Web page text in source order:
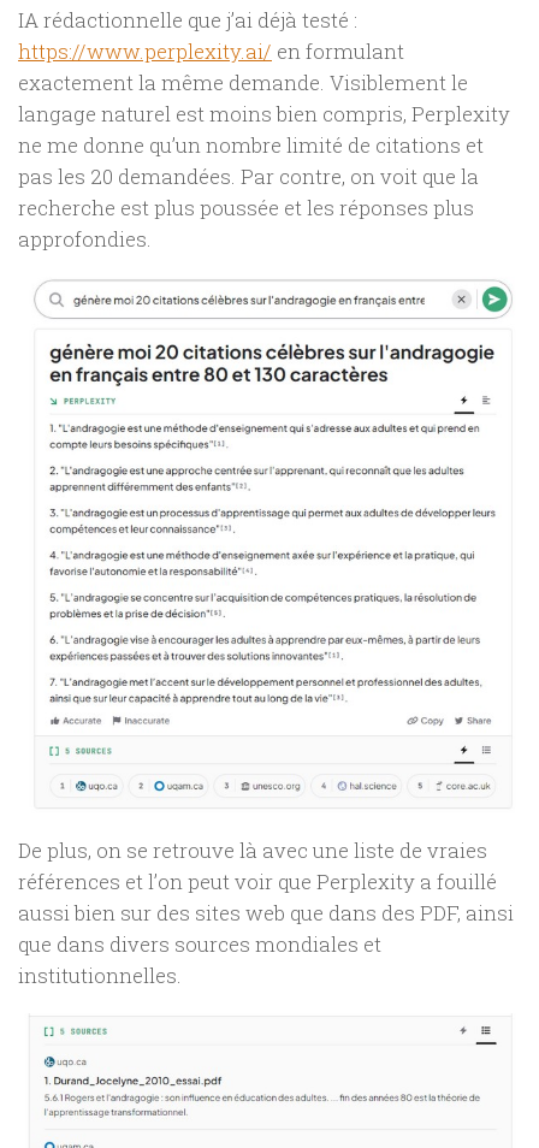
IA rédactionnelle que j’ai déjà testé :
https://www.perplexity.ai/ en formulant
exactement la même demande. Visiblement le
langage naturel est moins bien compris, Perplexity
ne me donne qu’un nombre limité de citations et
pas les 20 demandées. Par contre, on voit que la
recherche est plus poussée et les réponses plus
approfondies.
De plus, on se retrouve là avec une liste de vraies
références et l’on peut voir que Perplexity a fouillé
aussi bien sur des sites web que dans des PDF, ainsi
que dans divers sources mondiales et
institutionnelles.